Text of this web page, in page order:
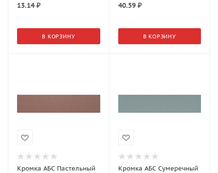
13.14₽
В КОРЗИНУ
40.59₽
В КОРЗИНУ
Кромка АБС Пастельный
Кромка АБС Сумеречный